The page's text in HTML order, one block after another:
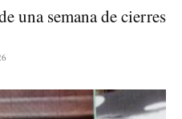
una semana de cierres